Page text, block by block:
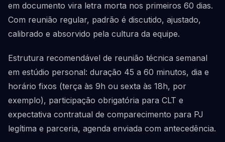
em documento vira letra morta nos primeiros 60 dias.
Com reunião regular, padrão é discutido, ajustado,
calibrado e absorvido pela cultura da equipe.
Estrutura recomendável de reunião técnica semanal
em estúdio personal: duração 45 a 60 minutos, dia e
horário fixos (terça às 9h ou sexta às 18h, por
exemplo), participação obrigatória para CLT e
expectativa contratual de comparecimento para PJ
legítima e parceria, agenda enviada com antecedência.